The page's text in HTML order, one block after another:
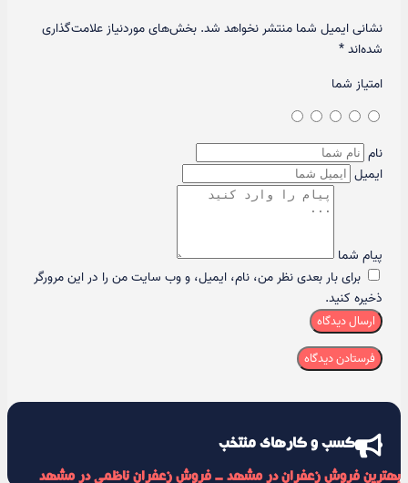
نشانی ایمیل شما منتشر نخواهد شد. بخش‌های موردنیاز علامت‌گذاری
شده‌اند*
امتیاز شما
نام
ایمیل
پیام شما
برای بار بعدی نظر من، نام، ایمیل، و وب سایت من را در این مرورگر
ذخیره کنید.
ارسال دیدگاه
کسب و کارهای منتخب
بهترین فروش زعفران در مشهد - فروش زعفران ناظمی در مشهد